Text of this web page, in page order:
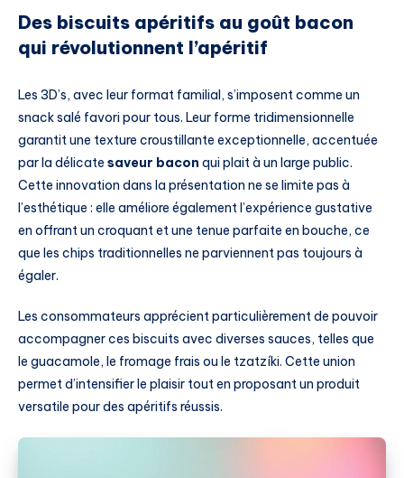
Des biscuits apéritifs au goût bacon
qui révolutionnent l’apéritif
Les 3D’s, avec leur format familial, s’imposent comme un
snack salé favori pour tous. Leur forme tridimensionnelle
garantit une texture croustillante exceptionnelle, accentuée
par la délicate saveur bacon qui plait à un large public.
Cette innovation dans la présentation ne se limite pas à
l’esthétique : elle améliore également l’expérience gustative
en offrant un croquant et une tenue parfaite en bouche, ce
que les chips traditionnelles ne parviennent pas toujours à
égaler.
Les consommateurs apprécient particulièrement de pouvoir
accompagner ces biscuits avec diverses sauces, telles que
le guacamole, le fromage frais ou le tzatzíki. Cette union
permet d’intensifier le plaisir tout en proposant un produit
versatile pour des apéritifs réussis.